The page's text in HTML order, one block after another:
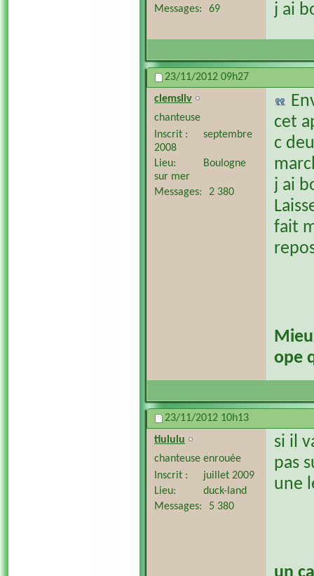
Messages
69
j ai
23/11/2012 09h27
clemsliv
chanteuse
Inscrit
septembre
2008
Lieu
Boulogne
sur mer
Messages
2 380
cet
c
j ai
fait
ope
23/11/2012 10h13
tiululu
chanteuse enrouée
Inscrit
juillet 2009
Lieu
duck-land
Messages
5 380
si il
pas
une